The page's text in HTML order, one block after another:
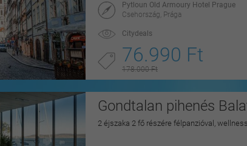
Pytloun Old Armoury Hotel Prague
Csehország, Prága
Citydeals
76.990 Ft
178.000 Ft
Gondtalan pihenés
2 éjszaka 2 fő részére félpanzióval,